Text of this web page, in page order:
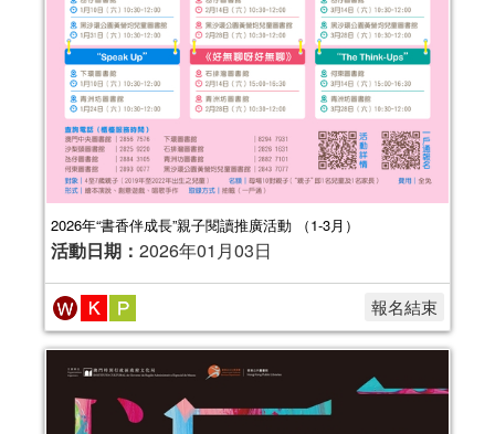
2026年“書香伴成長”親子閱讀推廣活動 （1-3月）
活動日期： 2026年01月03日
報名結束